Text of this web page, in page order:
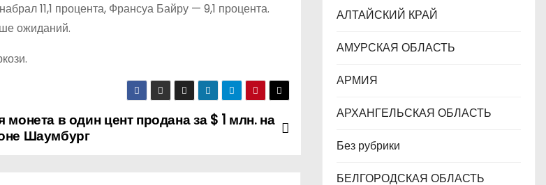
11,1 процента, Франсуа Байру — 9,1 процента.
ожиданий.
монета в один цент продана за $ 1 млн. на
Шаумбург
АЛТАЙСКИЙ КРАЙ
АМУРСКАЯ ОБЛАСТЬ
АРМИЯ
АРХАНГЕЛЬСКАЯ ОБЛАСТЬ
Без рубрики
БЕЛГОРОДСКАЯ ОБЛАСТЬ